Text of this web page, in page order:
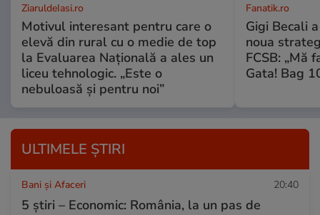
ZiaruldeIasi.ro
Motivul interesant pentru care o
elevă din rural cu o medie de top
la Evaluarea Națională a ales un
liceu tehnologic. „Este o
nebuloasă și pentru noi”
Fanatik.ro
Gigi Becali
noua
FCSB: „Mă
Gata! Bag
ULTIMELE ȘTIRI
Bani și Afaceri 20:40
5 știri – Economic: România, la un pas de